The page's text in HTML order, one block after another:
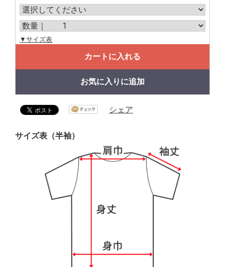
▼サイズ表
カートに入れる
お気に入りに追加
シェア
サイズ表（半袖）